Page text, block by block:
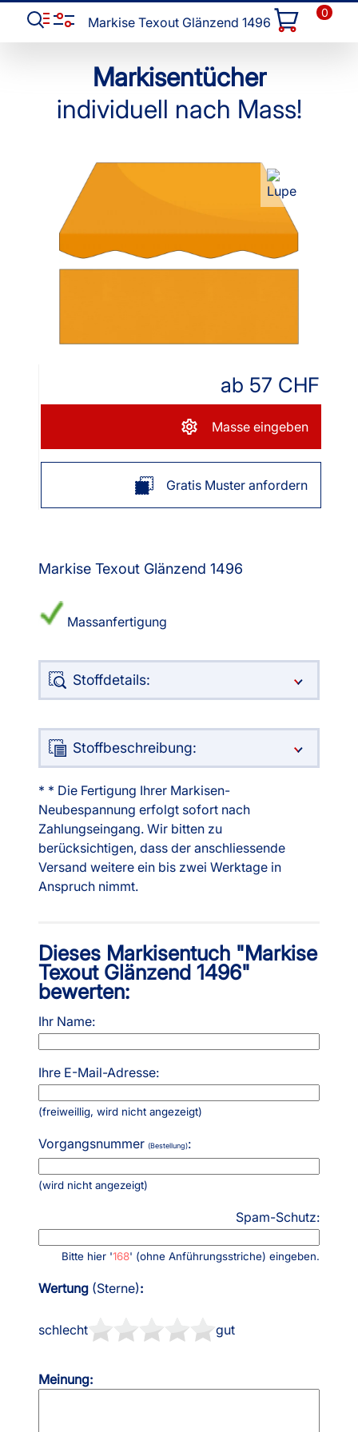
Markise Texout Glänzend 1496
0
Markisentücher
individuell nach Mass!
Markise Texout Glänzend 1496
Massanfertigung
Stoffdetails:
Stoffbeschreibung:
ab 57 CHF
Masse eingeben
Gratis Muster anfordern
* * Die Fertigung Ihrer Markisen-
Neubespannung erfolgt sofort nach
Zahlungseingang. Wir bitten zu
berücksichtigen, dass der anschliessende
Versand weitere ein bis zwei Werktage in
Anspruch nimmt.
Dieses Markisentuch "Markise
Texout Glänzend 1496"
bewerten:
Ihr Name:
Ihre E-Mail-Adresse:
(freiweillig, wird nicht angezeigt)
Vorgangsnummer (Bestellung):
(wird nicht angezeigt)
Spam-Schutz:
Bitte hier '168' (ohne Anführungsstriche) eingeben.
Wertung (Sterne):
schlecht gut
Meinung: